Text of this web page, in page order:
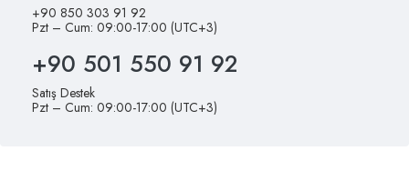
+90 850 303 91 92
Pzt – Cum: 09:00-17:00 (UTC+3)
+90 501 550 91 92
Satış Destek
Pzt – Cum: 09:00-17:00 (UTC+3)